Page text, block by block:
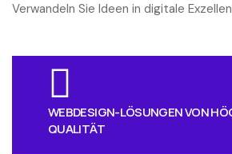
Verwandeln Sie Ideen in digitale
WEBDESIGN-LÖSUNGEN VON
QUALITÄT